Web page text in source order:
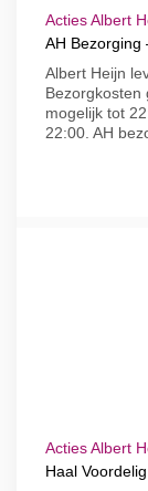
Acties Albert
AH
Albert Heijn
Bezorgkosten
mogelijk tot
22:00. AH
Acties Albert
Haal